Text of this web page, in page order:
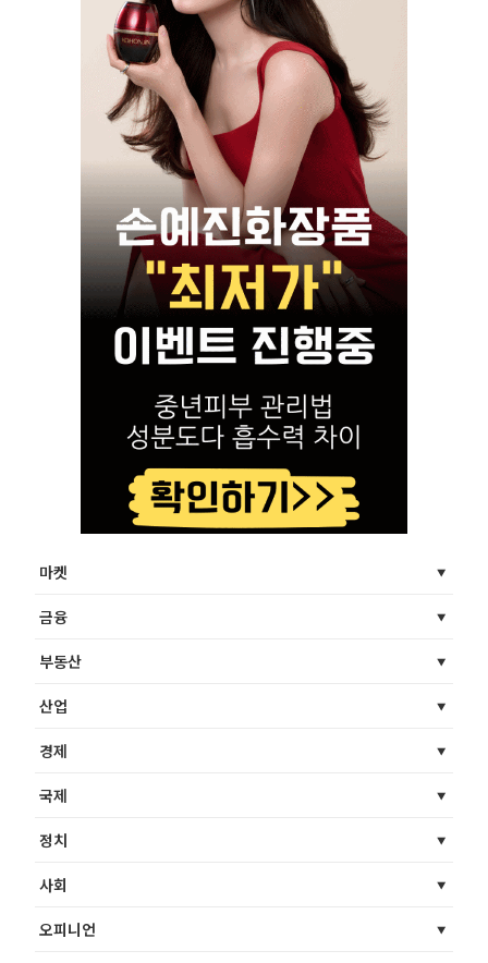
마켓
금융
부동산
산업
경제
국제
정치
사회
오피니언